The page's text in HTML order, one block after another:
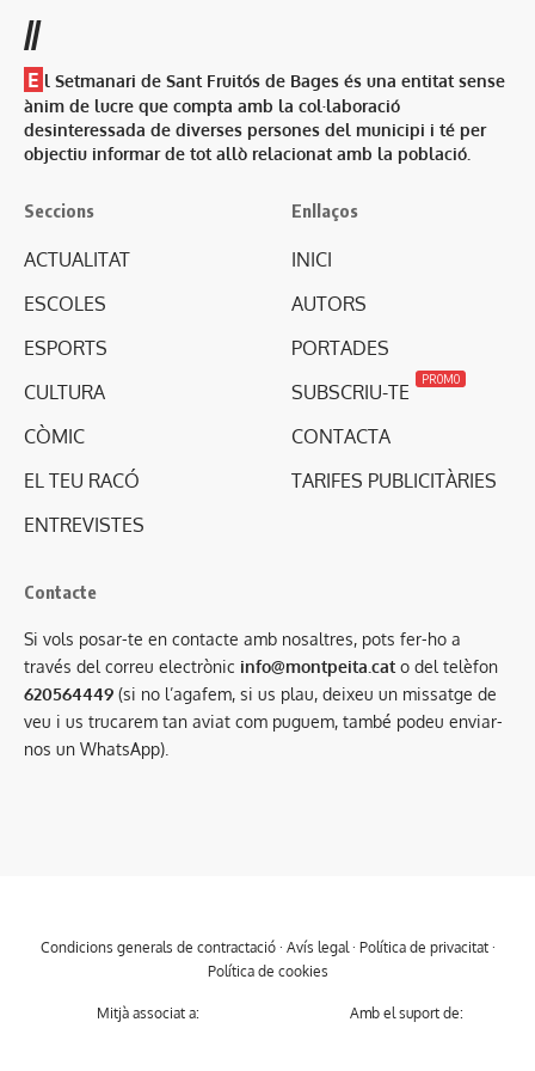
//
E l Setmanari de Sant Fruitós de Bages és una entitat sense
ànim de lucre que compta amb la col·laboració
desinteressada de diverses persones del municipi i té per
objectiu informar de tot allò relacionat amb la població.
Seccions
ACTUALITAT
ESCOLES
ESPORTS
CULTURA
CÒMIC
EL TEU RACÓ
ENTREVISTES
Enllaços
INICI
AUTORS
PORTADES
SUBSCRIU-TE
PROMO
CONTACTA
TARIFES PUBLICITÀRIES
Contacte
Si vols posar-te en contacte amb nosaltres, pots fer-ho a
través del correu electrònic info@montpeita.cat o del telèfon
620564449 (si no l’agafem, si us plau, deixeu un missatge de
veu i us trucarem tan aviat com puguem, també podeu enviar-
nos un WhatsApp).
Condicions generals de contractació· Avís legal · Política de privacitat·
Política de cookies
Mitjà associat a: Amb el suport de: